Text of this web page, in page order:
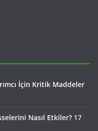
İçin Kritik Maddeler
Nasıl Etkiler? 17